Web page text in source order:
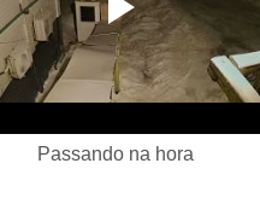
Passando na hora